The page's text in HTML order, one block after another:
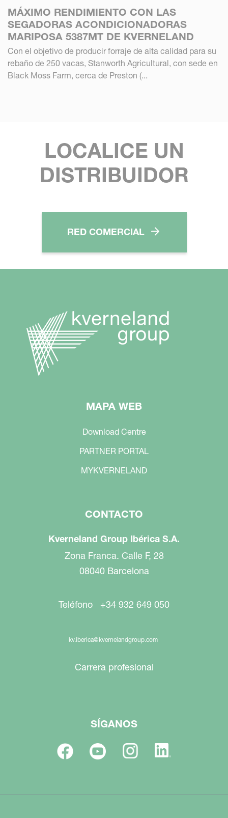
MÁXIMO RENDIMIENTO CON LAS
SEGADORAS ACONDICIONADORAS
MARIPOSA 5387MT DE KVERNELAND
Con el objetivo de producir forraje de alta calidad para su
rebaño de 250 vacas, Stanworth Agricultural, con sede en
Black Moss Farm, cerca de Preston (...
LOCALICE UN
DISTRIBUIDOR
RED COMERCIAL
MAPA WEB
Download Centre
PARTNER PORTAL
MYKVERNELAND
CONTACTO
Kverneland Group Ibérica S.A.
Zona Franca. Calle F, 28
08040 Barcelona
Teléfono +34 932 649 050
kv.iberica@kvernelandgroup.com
Carrera profesional
SÍGANOS